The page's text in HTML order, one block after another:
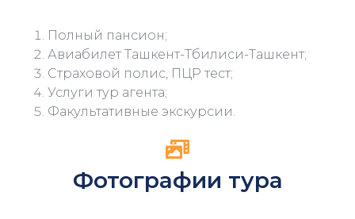
Полный пансион;
Авиабилет Ташкент-Тбилиси-Ташкент;
Страховой полис, ПЦР тест;
Услуги тур агента;
Факультативные экскурсии.
Фотографии тура